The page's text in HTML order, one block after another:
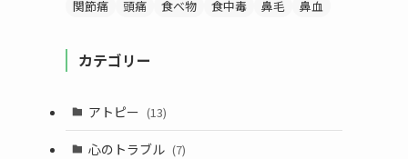
関節痛
頭痛 食べ物 食中毒 鼻毛 鼻血
カテゴリー
アトピー (13)
心のトラブル (7)